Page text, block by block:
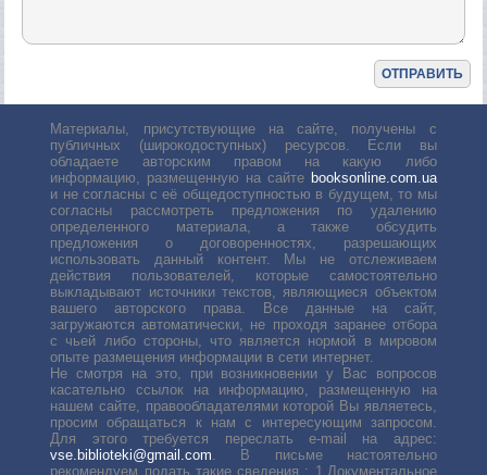
Материалы, присутствующие на сайте, получены с
публичных (широкодоступных) ресурсов. Если вы
обладаете авторским правом на какую либо
информацию, размещенную на сайте booksonline.com.ua
и не согласны с её общедоступностью в будущем, то мы
согласны рассмотреть предложения по удалению
определенного материала, а также обсудить
предложения о договоренностях, разрешающих
использовать данный контент. Мы не отслеживаем
действия пользователей, которые самостоятельно
выкладывают источники текстов, являющиеся объектом
вашего авторского права. Все данные на сайт,
загружаются автоматически, не проходя заранее отбора
с чьей либо стороны, что является нормой в мировом
опыте размещения информации в сети интернет.
Не смотря на это, при возникновении у Вас вопросов
касательно ссылок на информацию, размещенную на
нашем сайте, правообладателями которой Вы являетесь,
просим обращаться к нам с интересующим запросом.
Для этого требуется переслать е-mail на адрес:
vse.biblioteki@gmail.com. В письме настоятельно
рекомендуем подать такие сведения : 1.Документальное